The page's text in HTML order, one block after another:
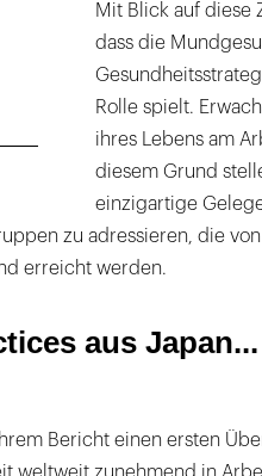
Mit Blick auf diese
dass die
Rolle spielt.
ihres Lebens am
diesem Grund
einzigartige
zu adressieren, die
erreicht werden.
aus Japan...
Bericht einen ersten